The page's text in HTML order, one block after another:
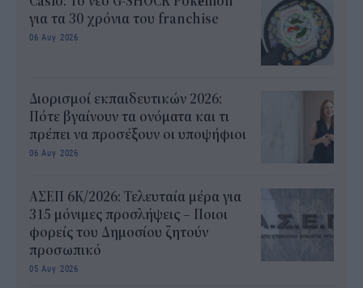
για τα 30 χρόνια του franchise
06 Αυγ 2026
Διορισμοί εκπαιδευτικών 2026:
Πότε βγαίνουν τα ονόματα και τι
πρέπει να προσέξουν οι υποψήφιοι
06 Αυγ 2026
ΑΣΕΠ 6Κ/2026: Τελευταία μέρα για
315 μόνιμες προσλήψεις – Ποιοι
φορείς του Δημοσίου ζητούν
προσωπικό
05 Αυγ 2026